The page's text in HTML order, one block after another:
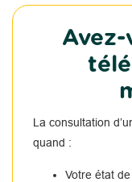
Avez-
La consultation
quand :
Votre état